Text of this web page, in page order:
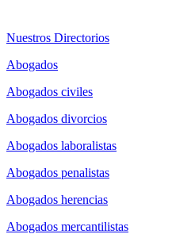
Nuestros Directorios
Abogados
Abogados civiles
Abogados divorcios
Abogados laboralistas
Abogados penalistas
Abogados herencias
Abogados mercantilistas